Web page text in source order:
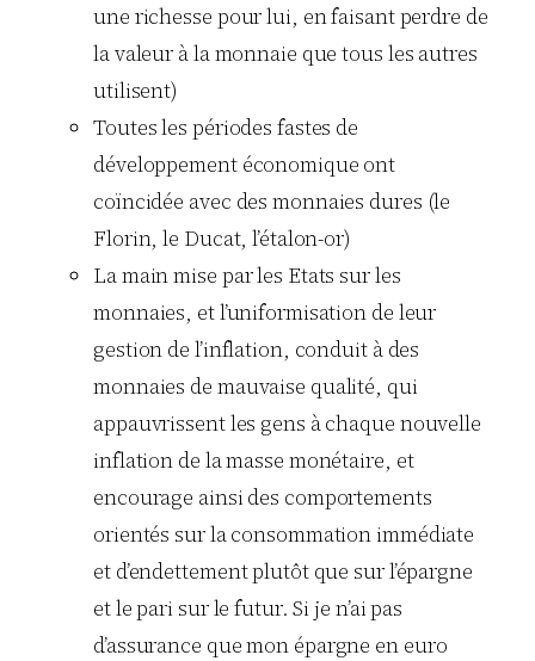
une richesse pour lui, en faisant perdre de
la valeur à la monnaie que tous les autres
utilisent)
Toutes les périodes fastes de
développement économique ont
coïncidée avec des monnaies dures (le
Florin, le Ducat, l’étalon-or)
La main mise par les Etats sur les
monnaies, et l’uniformisation de leur
gestion de l’inflation, conduit à des
monnaies de mauvaise qualité, qui
appauvrissent les gens à chaque nouvelle
inflation de la masse monétaire, et
encourage ainsi des comportements
orientés sur la consommation immédiate
et d’endettement plutôt que sur l’épargne
et le pari sur le futur. Si je n’ai pas
d’assurance que mon épargne en euro